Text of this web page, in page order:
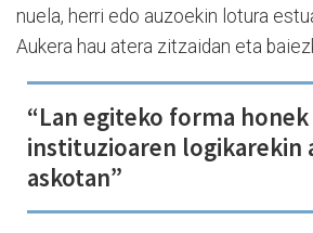
nuela, herri edo auzoekin lotura
Aukera hau atera zitzaidan eta
“Lan egiteko forma honek
instituzioaren logikarekin
askotan”